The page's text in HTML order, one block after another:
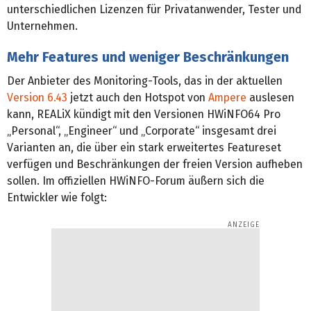
unterschiedlichen Lizenzen für Privatanwender, Tester und
Unternehmen.
Mehr Features und weniger Beschränkungen
Der Anbieter des Monitoring-Tools, das in der aktuellen
Version 6.43 jetzt auch den Hotspot von Ampere auslesen
kann, REALiX kündigt mit den Versionen HWiNFO64 Pro
„Personal“, „Engineer“ und „Corporate“ insgesamt drei
Varianten an, die über ein stark erweitertes Featureset
verfügen und Beschränkungen der freien Version aufheben
sollen. Im offiziellen HWiNFO-Forum äußern sich die
Entwickler wie folgt: